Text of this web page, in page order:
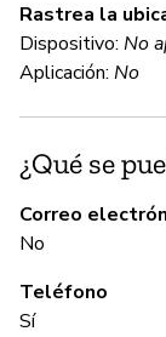
Rastrea la
Dispositivo: No
Aplicación: No
¿Qué se
Correo
No
Teléfono
Sí